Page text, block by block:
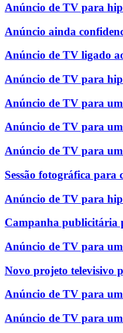
Anúncio de TV para
Anúncio ainda
Anúncio de TV ligado
Anúncio de TV para
Anúncio de TV para
Anúncio de TV para
Anúncio de TV para
Sessão fotográfica para
Anúncio de TV para
Campanha publicitária
Anúncio de TV para
Novo projeto televisivo
Anúncio de TV para
Anúncio de TV para